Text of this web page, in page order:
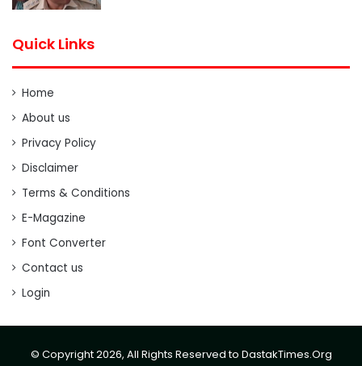
Quick Links
Home
About us
Privacy Policy
Disclaimer
Terms & Conditions
E-Magazine
Font Converter
Contact us
Login
© Copyright 2026, All Rights Reserved to DastakTimes.Org